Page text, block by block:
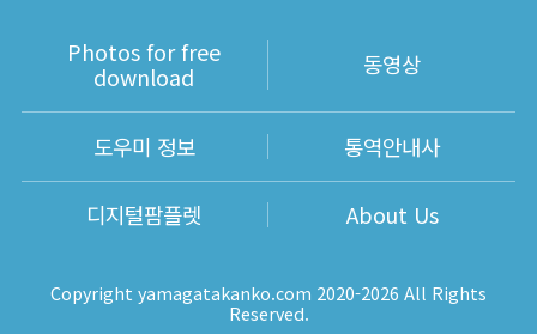
Photos for free
download
동영상
도우미 정보 통역안내사
디지털팜플렛 About Us
Copyright yamagatakanko.com 2020-2026 All Rights
Reserved.